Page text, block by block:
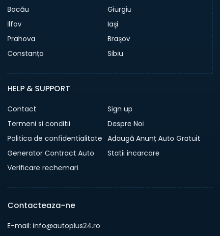
Bacău
Giurgiu
Ilfov
Iaşi
Prahova
Braşov
Constanța
Sibiu
HELP & SUPPORT
Contact
Sign up
Termeni si conditii
Despre Noi
Politica de confidentialitate Adaugă Anunț Auto Gratuit
Generator Contract Auto
Statii incarcare
Verificare rechemari
Contacteaza-ne
E-mail: info@autoplus24.ro